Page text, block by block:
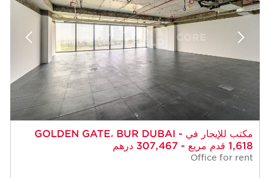
مكتب للإيجار في GOLDEN GATE، BUR DUBAI -
1,618 قدم مربع - 307,467 درهم
Office for rent